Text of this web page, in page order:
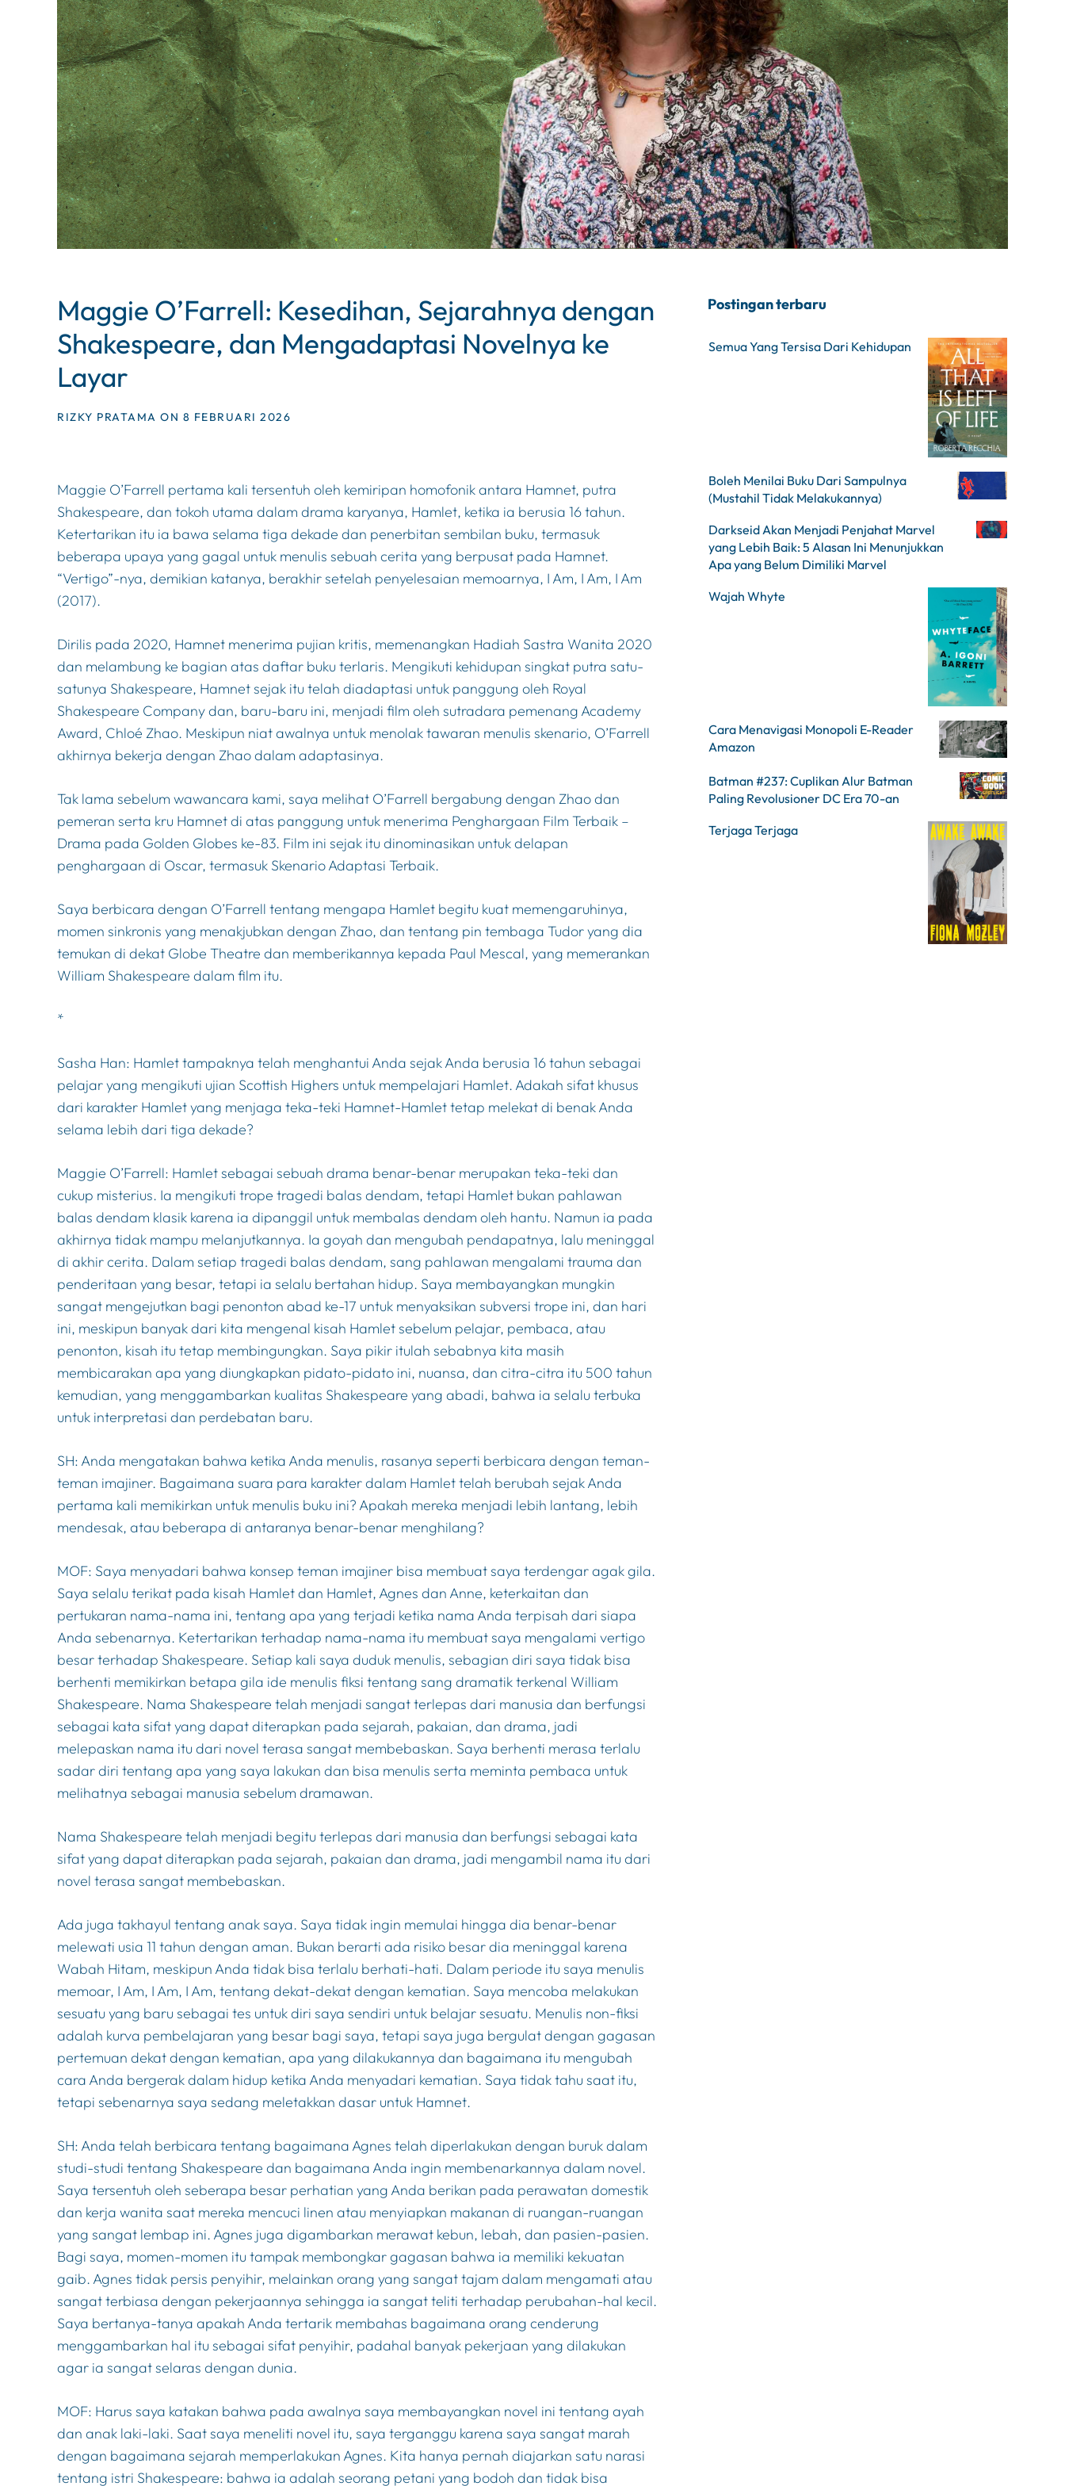
Maggie O’Farrell: Kesedihan, Sejarahnya dengan
Shakespeare, dan Mengadaptasi Novelnya ke
Layar
RIZKY PRATAMA ON 8 FEBRUARI 2026
Maggie O’Farrell pertama kali tersentuh oleh kemiripan homofonik antara Hamnet, putra
Shakespeare, dan tokoh utama dalam drama karyanya, Hamlet, ketika ia berusia 16 tahun.
Ketertarikan itu ia bawa selama tiga dekade dan penerbitan sembilan buku, termasuk
beberapa upaya yang gagal untuk menulis sebuah cerita yang berpusat pada Hamnet.
“Vertigo”-nya, demikian katanya, berakhir setelah penyelesaian memoarnya, I Am, I Am, I Am
(2017).
Dirilis pada 2020, Hamnet menerima pujian kritis, memenangkan Hadiah Sastra Wanita 2020
dan melambung ke bagian atas daftar buku terlaris. Mengikuti kehidupan singkat putra satu-
satunya Shakespeare, Hamnetsejak itu telah diadaptasi untuk panggung oleh Royal
Shakespeare Company dan, baru-baru ini, menjadi film oleh sutradara pemenang Academy
Award, Chloé Zhao. Meskipun niat awalnya untuk menolak tawaran menulis skenario, O’Farrell
akhirnya bekerja dengan Zhao dalam adaptasinya.
Tak lama sebelum wawancara kami, saya melihat O’Farrell bergabung dengan Zhao dan
pemeran serta kru Hamnetdi atas panggung untuk menerima Penghargaan Film Terbaik –
Drama pada Golden Globes ke-83. Film ini sejak itu dinominasikan untuk delapan
penghargaan di Oscar, termasuk Skenario Adaptasi Terbaik.
Saya berbicara dengan O’Farrell tentang mengapa Hamlet begitu kuat memengaruhinya,
momen sinkronis yang menakjubkan dengan Zhao, dan tentang pin tembaga Tudor yang dia
temukan di dekat Globe Theatre dan memberikannya kepada Paul Mescal, yang memerankan
William Shakespeare dalam film itu.
*
Sasha Han: Hamlettampaknya telah menghantui Anda sejak Anda berusia 16 tahun sebagai
pelajar yang mengikuti ujian Scottish Highers untuk mempelajari Hamlet. Adakah sifat khusus
dari karakter Hamletyang menjaga teka-teki Hamnet-Hamlet tetap melekat di benak Anda
selama lebih dari tiga dekade?
Maggie O’Farrell: Hamletsebagai sebuah drama benar-benar merupakan teka-teki dan
cukup misterius. Ia mengikuti trope tragedi balas dendam, tetapi Hamlet bukan pahlawan
balas dendam klasik karena ia dipanggil untuk membalas dendam oleh hantu. Namun ia pada
akhirnya tidak mampu melanjutkannya. Ia goyah dan mengubah pendapatnya, lalu meninggal
di akhir cerita. Dalam setiap tragedi balas dendam, sang pahlawan mengalami trauma dan
penderitaan yang besar, tetapi ia selalu bertahan hidup. Saya membayangkan mungkin
sangat mengejutkan bagi penonton abad ke-17 untuk menyaksikan subversi trope ini, dan hari
ini, meskipun banyak dari kita mengenal kisah Hamletsebelum pelajar, pembaca, atau
penonton, kisah itu tetap membingungkan. Saya pikir itulah sebabnya kita masih
membicarakan apa yang diungkapkan pidato-pidato ini, nuansa, dan citra-citra itu 500 tahun
kemudian, yang menggambarkan kualitas Shakespeare yang abadi, bahwa ia selalu terbuka
untuk interpretasi dan perdebatan baru.
SH: Anda mengatakan bahwa ketika Anda menulis, rasanya seperti berbicara dengan teman-
teman imajiner. Bagaimana suara para karakter dalam Hamlettelah berubah sejak Anda
pertama kali memikirkan untuk menulis buku ini? Apakah mereka menjadi lebih lantang, lebih
mendesak, atau beberapa di antaranya benar-benar menghilang?
MOF: Saya menyadari bahwa konsep teman imajiner bisa membuat saya terdengar agak gila.
Saya selalu terikat pada kisah Hamletdan Hamlet, Agnes dan Anne, keterkaitan dan
pertukaran nama-nama ini, tentang apa yang terjadi ketika nama Anda terpisah dari siapa
Anda sebenarnya. Ketertarikan terhadap nama-nama itu membuat saya mengalami vertigo
besar terhadap Shakespeare. Setiap kali saya duduk menulis, sebagian diri saya tidak bisa
berhenti memikirkan betapa gila ide menulis fiksi tentang sang dramatik terkenal William
Shakespeare. Nama Shakespeare telah menjadi sangat terlepas dari manusia dan berfungsi
sebagai kata sifat yang dapat diterapkan pada sejarah, pakaian, dan drama, jadi
melepaskan nama itu dari novel terasa sangat membebaskan. Saya berhenti merasa terlalu
sadar diri tentang apa yang saya lakukan dan bisa menulis serta meminta pembaca untuk
melihatnya sebagai manusia sebelum dramawan.
Nama Shakespeare telah menjadi begitu terlepas dari manusia dan berfungsi sebagai kata
sifat yang dapat diterapkan pada sejarah, pakaian dan drama, jadi mengambil nama itu dari
novel terasa sangat membebaskan.
Ada juga takhayul tentang anak saya. Saya tidak ingin memulai hingga dia benar-benar
melewati usia 11 tahun dengan aman. Bukan berarti ada risiko besar dia meninggal karena
Wabah Hitam, meskipun Anda tidak bisa terlalu berhati-hati. Dalam periode itu saya menulis
memoar, I Am, I Am, I Am, tentang dekat-dekat dengan kematian. Saya mencoba melakukan
sesuatu yang baru sebagai tes untuk diri saya sendiri untuk belajar sesuatu. Menulis non-fiksi
adalah kurva pembelajaran yang besar bagi saya, tetapi saya juga bergulat dengan gagasan
pertemuan dekat dengan kematian, apa yang dilakukannya dan bagaimana itu mengubah
cara Anda bergerak dalam hidup ketika Anda menyadari kematian. Saya tidak tahu saat itu,
tetapi sebenarnya saya sedang meletakkan dasar untuk Hamnet.
SH: Anda telah berbicara tentang bagaimana Agnes telah diperlakukan dengan buruk dalam
studi-studi tentang Shakespeare dan bagaimana Anda ingin membenarkannya dalam novel.
Saya tersentuh oleh seberapa besar perhatian yang Anda berikan pada perawatan domestik
dan kerja wanita saat mereka mencuci linen atau menyiapkan makanan di ruangan-ruangan
yang sangat lembap ini. Agnes juga digambarkan merawat kebun, lebah, dan pasien-pasien.
Bagi saya, momen-momen itu tampak membongkar gagasan bahwa ia memiliki kekuatan
gaib. Agnes tidak persis penyihir, melainkan orang yang sangat tajam dalam mengamati atau
sangat terbiasa dengan pekerjaannya sehingga ia sangat teliti terhadap perubahan-hal kecil.
Saya bertanya-tanya apakah Anda tertarik membahas bagaimana orang cenderung
menggambarkan hal itu sebagai sifat penyihir, padahal banyak pekerjaan yang dilakukan
agar ia sangat selaras dengan dunia.
MOF: Harus saya katakan bahwa pada awalnya saya membayangkan novel ini tentang ayah
dan anak laki-laki. Saat saya meneliti novel itu, saya terganggu karena saya sangat marah
dengan bagaimana sejarah memperlakukan Agnes. Kita hanya pernah diajarkan satu narasi
tentang istri Shakespeare: bahwa ia adalah seorang petani yang bodoh dan tidak bisa
Postingan terbaru
Semua Yang Tersisa Dari Kehidupan
Boleh Menilai Buku Dari Sampulnya
(Mustahil Tidak Melakukannya)
Darkseid Akan Menjadi Penjahat Marvel
yang Lebih Baik: 5 Alasan Ini Menunjukkan
Apa yang Belum Dimiliki Marvel
Wajah Whyte
Cara Menavigasi Monopoli E-Reader
Amazon
Batman #237: Cuplikan Alur Batman
Paling Revolusioner DC Era 70-an
Terjaga Terjaga